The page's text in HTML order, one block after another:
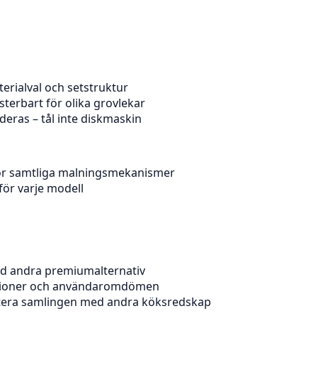
och setstruktur
för olika grovlekar
– tål inte diskmaskin
samtliga malningsmekanismer
varje modell
andra premiumalternativ
och användaromdömen
samlingen med andra köksredskap